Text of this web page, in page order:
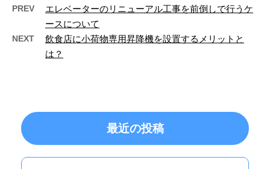
PREV
エレベーターのリニューアル工事を前倒しで行うケ
ースについて
NEXT
飲食店に小荷物専用昇降機を設置するメリットと
は？
最近の投稿